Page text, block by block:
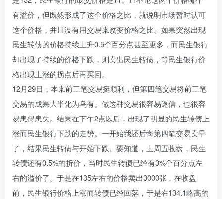
有溢价，但既然形成了这个价格之比，就说明市场暂时认可
这个价格，并且没有用交易来改变价格之比。如果突然出现
民生转债的价格持续上升0.5个百分点甚至更多，而民生银行
却出现了持续的价格下跌，则卖出民生转债，等民生银行价
格出现上涨的拐点后再买回。
12月29日，本来前三笔交易挺顺利，但第四笔交易将前三笔
交易的成果大半化为乌有。做这种交易很容易迷信，也很容
易患得患失。结果在下午2点以后，出现了明显的民生转债上
涨而民生银行下跌的走势。一开始我还后悔第四笔交易卖早
了，结果民生转债与开始下跌。要知道，上周五收盘，民生
转债还有0.5%的折价，当时民生转债已经有3%个百分点左
右的溢价了。于是在135左右的价格卖出3000张，在收盘
前，民生银行价格上涨而转债已经回落，于是在134.1略高的